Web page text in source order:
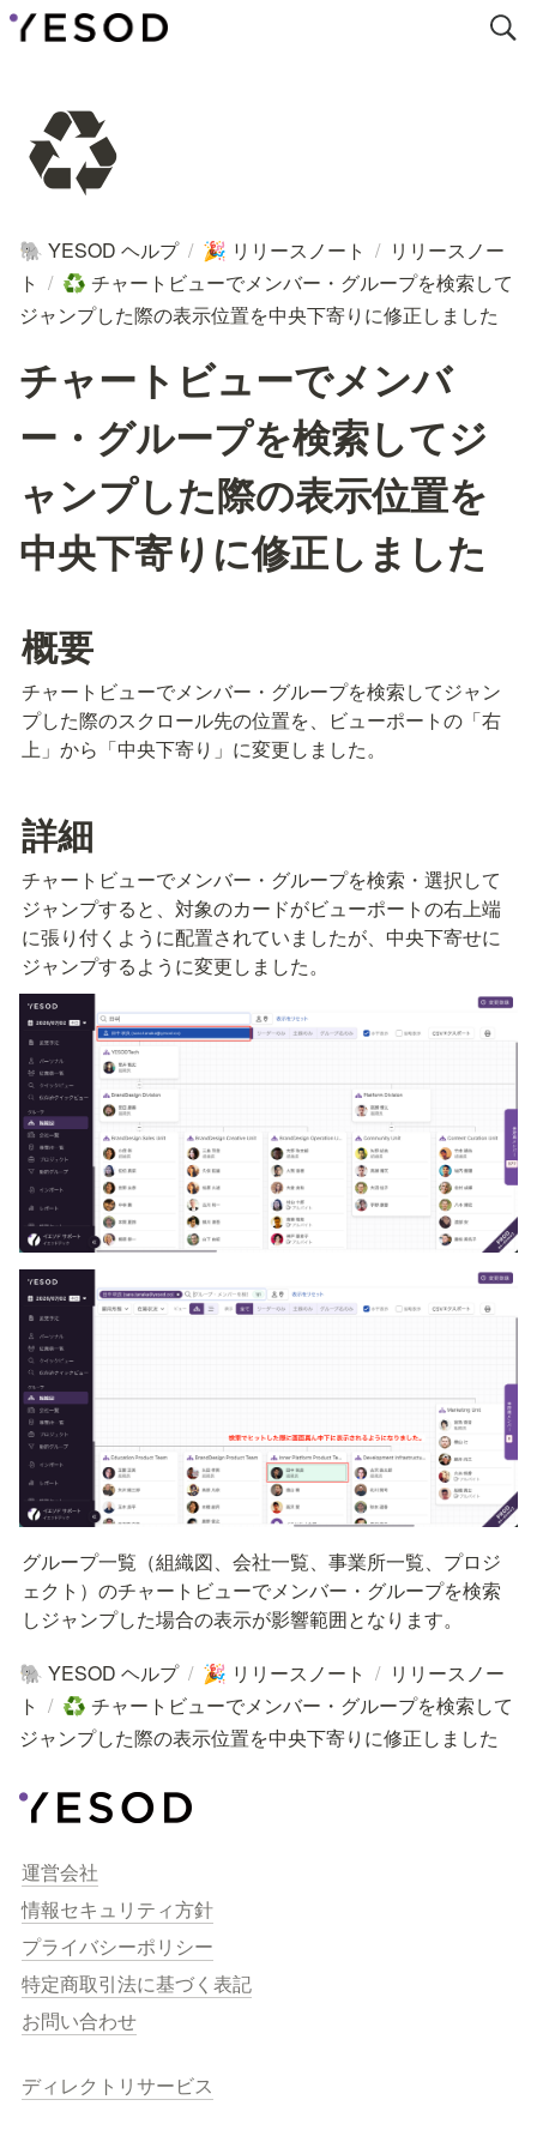
♻️
🐘 YESOD ヘルプ / 🎉 リリースノート / リリースノー
ト / ♻️ チャートビューでメンバー・グループを検索して
ジャンプした際の表示位置を中央下寄りに修正しました
チャートビューでメンバ
ー・グループを検索してジ
ャンプした際の表示位置を
中央下寄りに修正しました
概要
チャートビューでメンバー・グループを検索してジャン
プした際のスクロール先の位置を、ビューポートの「右
上」から「中央下寄り」に変更しました。
詳細
チャートビューでメンバー・グループを検索・選択して
ジャンプすると、対象のカードがビューポートの右上端
に張り付くように配置されていましたが、中央下寄せに
ジャンプするように変更しました。
グループ一覧（組織図、会社一覧、事業所一覧、プロジ
ェクト）のチャートビューでメンバー・グループを検索
しジャンプした場合の表示が影響範囲となります。
🐘 YESOD ヘルプ / 🎉 リリースノート / リリースノー
ト / ♻️ チャートビューでメンバー・グループを検索して
ジャンプした際の表示位置を中央下寄りに修正しました
運営会社
情報セキュリティ方針
プライバシーポリシー
特定商取引法に基づく表記
お問い合わせ
ディレクトリサービス